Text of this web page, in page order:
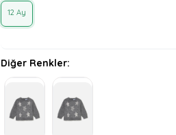
12 Ay
Diğer Renkler: